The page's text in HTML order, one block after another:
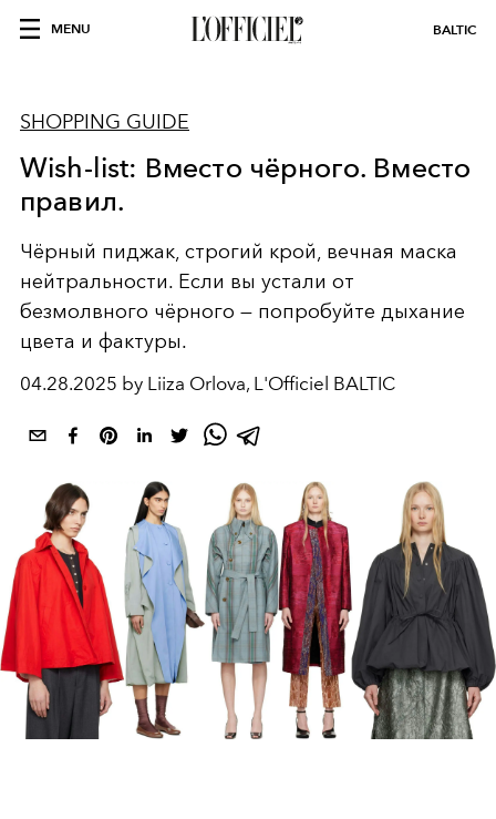
MENU BALTIC
SHOPPING GUIDE
Wish-list: Вместо чёрного. Вместо
правил.
Чёрный пиджак, строгий крой, вечная маска
нейтральности. Если вы устали от
безмолвного чёрного — попробуйте дыхание
цвета и фактуры.
04.28.2025 by Liiza Orlova, L'Officiel BALTIC